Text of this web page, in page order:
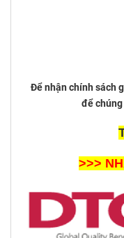
Để nhận chính sách
để
>>>